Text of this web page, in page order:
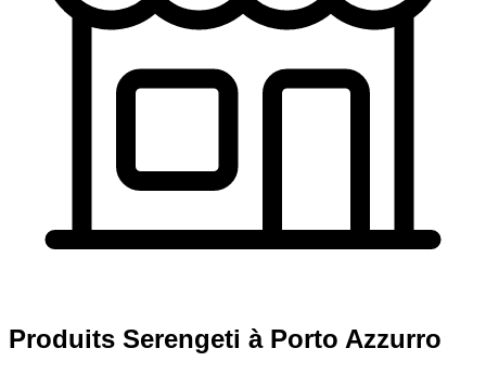
Produits Serengeti à Porto Azzurro